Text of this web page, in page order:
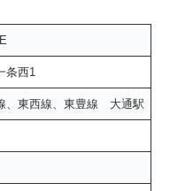
条西1
、東西線、東豊線 大通駅